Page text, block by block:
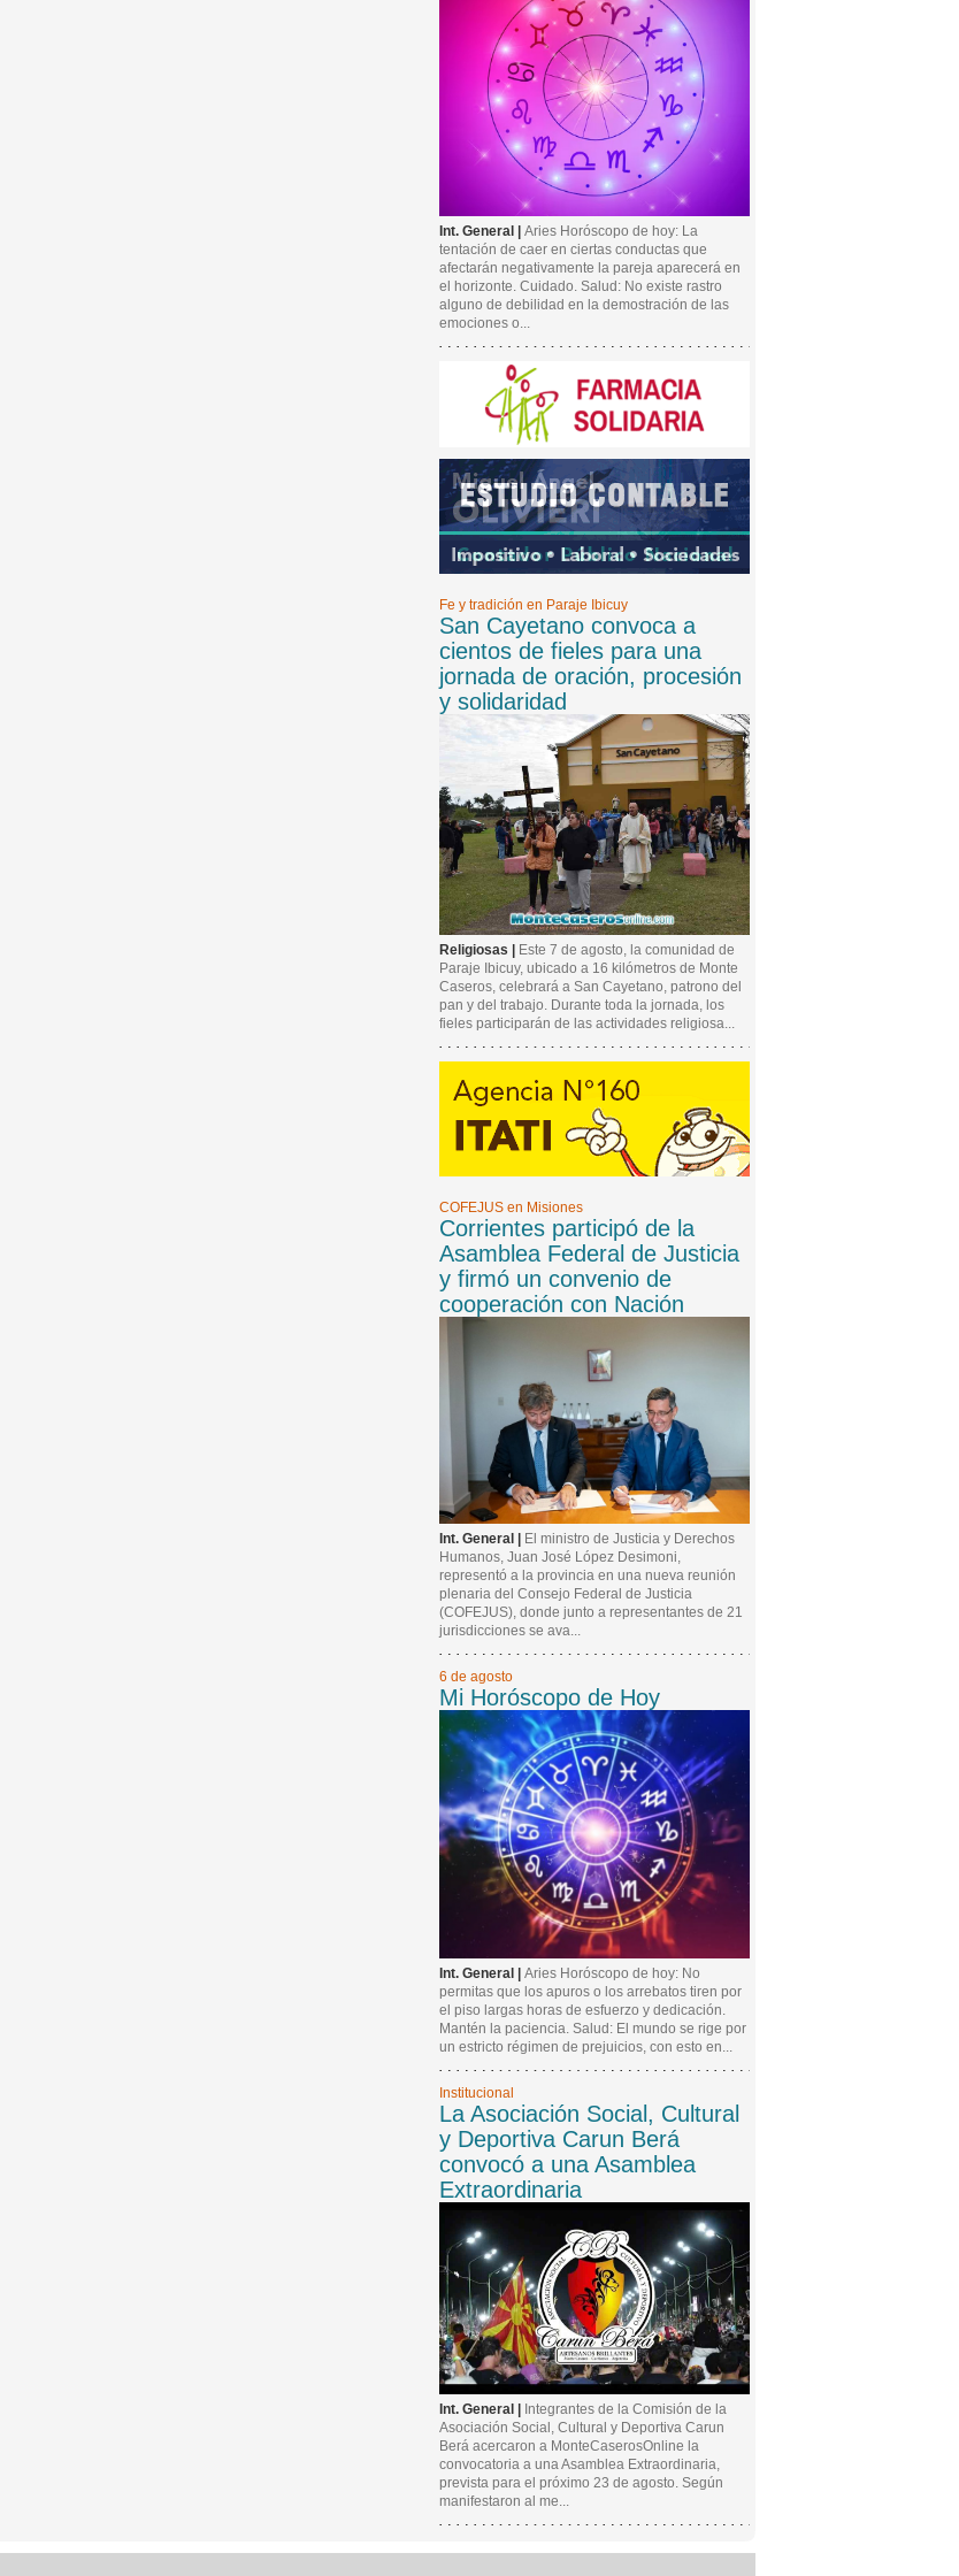
Int. General | Aries Horóscopo de hoy: La
tentación de caer en ciertas conductas que
afectarán negativamente la pareja aparecerá en
el horizonte. Cuidado. Salud: No existe rastro
alguno de debilidad en la demostración de las
emociones o...
Fe y tradición en Paraje Ibicuy
San Cayetano convoca a
cientos de fieles para una
jornada de oración, procesión
y solidaridad
Religiosas |
Este 7 de agosto, la comunidad de
Paraje Ibicuy, ubicado a 16 kilómetros de Monte
Caseros, celebrará a San Cayetano, patrono del
pan y del trabajo. Durante toda la jornada, los
fieles participarán de las actividades religiosa...
COFEJUS en Misiones
Corrientes participó de la
Asamblea Federal de Justicia
y firmó un convenio de
cooperación con Nación
Int. General |
El ministro de Justicia y Derechos
Humanos, Juan José López Desimoni,
representó a la provincia en una nueva reunión
plenaria del Consejo Federal de Justicia
(COFEJUS), donde junto a representantes de 21
jurisdicciones se ava...
6 de agosto
Mi Horóscopo de Hoy
Int. General | Aries Horóscopo de hoy: No
permitas que los apuros o los arrebatos tiren por
el piso largas horas de esfuerzo y dedicación.
Mantén la paciencia. Salud: El mundo se rige por
un estricto régimen de prejuicios, con esto en...
Institucional
La Asociación Social, Cultural
y Deportiva Carun Berá
convocó a una Asamblea
Extraordinaria
Int. General |
Integrantes de la Comisión de la
Asociación Social, Cultural y Deportiva Carun
Berá acercaron a MonteCaserosOnline la
convocatoria a una Asamblea Extraordinaria,
prevista para el próximo 23 de agosto. Según
manifestaron al me...